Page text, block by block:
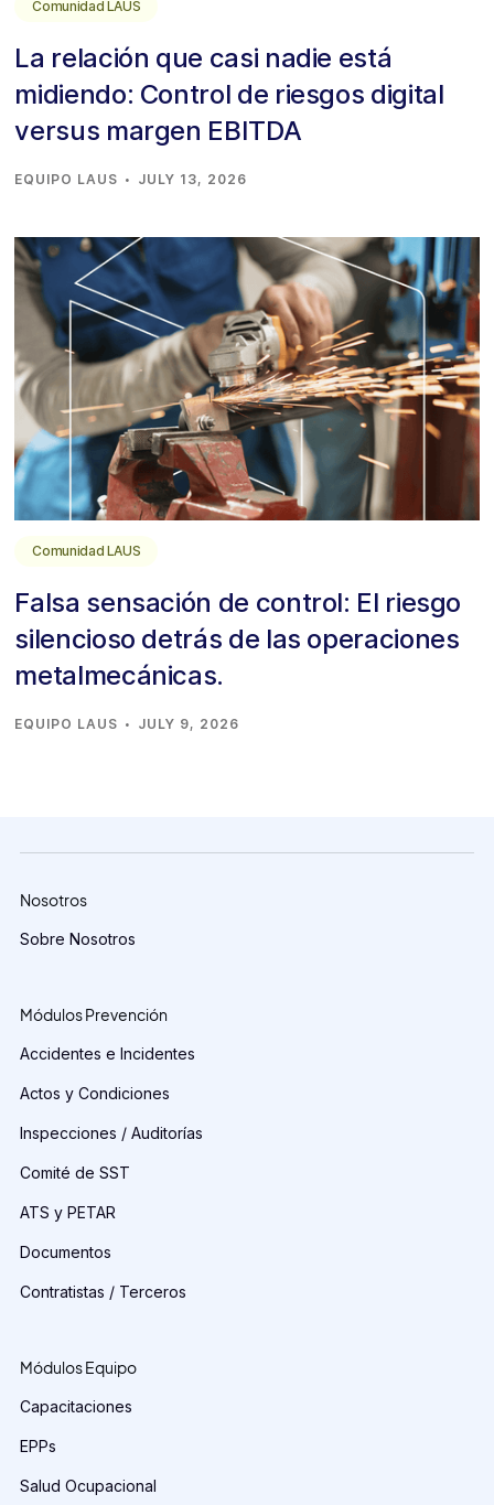
Comunidad LAUS
La relación que casi nadie está
midiendo: Control de riesgos digital
versus margen EBITDA
EQUIPO LAUS · JULY 13, 2026
Comunidad LAUS
Falsa sensación de control: El riesgo
silencioso detrás de las operaciones
metalmecánicas.
EQUIPO LAUS · JULY 9, 2026
Nosotros
Sobre Nosotros
Módulos Prevención
Accidentes e Incidentes
Actos y Condiciones
Inspecciones / Auditorías
Comité de SST
ATS y PETAR
Documentos
Contratistas / Terceros
Módulos Equipo
Capacitaciones
EPPs
Salud Ocupacional